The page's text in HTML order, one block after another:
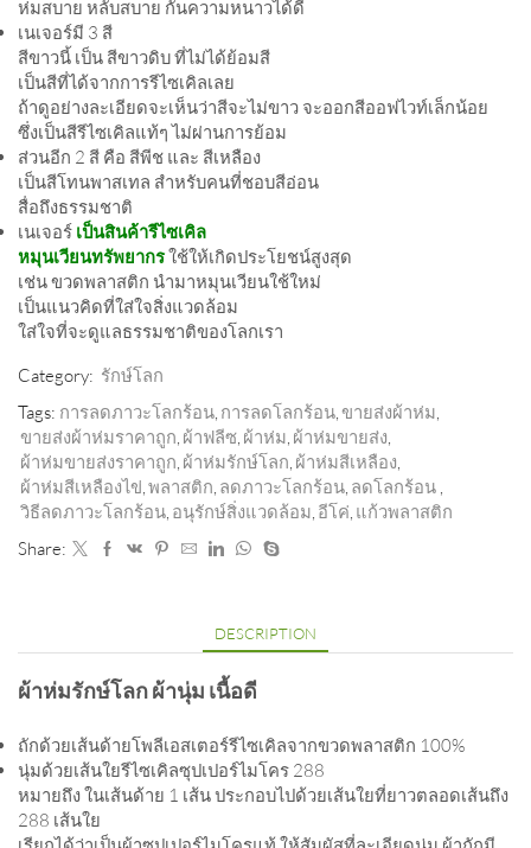
ห่มสบาย หลับสบาย กันความหนาวได้ดี
เนเจอร์มี 3 สี
สีขาวนี้ เป็น สีขาวดิบ ที่ไม่ได้ย้อมสี
เป็นสีที่ได้จากการรีไซเคิลเลย
ถ้าดูอย่างละเอียดจะเห็นว่าสีจะไม่ขาว จะออกสีออฟไวท์เล็กน้อย
ซึ่งเป็นสีรีไซเคิลแท้ๆ ไม่ผ่านการย้อม
ส่วนอีก 2 สี คือ สีพีช และ สีเหลือง
เป็นสีโทนพาสเทล สำหรับคนที่ชอบสีอ่อน
สื่อถึงธรรมชาติ
เนเจอร์ เป็นสินค้ารีไซเคิล
หมุนเวียนทรัพยากรใช้ให้เกิดประโยชน์สูงสุด
เช่น ขวดพลาสติก นำมาหมุนเวียนใช้ใหม่
เป็นแนวคิดที่ใส่ใจสิ่งแวดล้อม
ใส่ใจที่จะดูแลธรรมชาติของโลกเรา
Category: รักษ์โลก
Tags: การลดภาวะโลกร้อน, การลดโลกร้อน,ขายส่งผ้าห่ม,
ขายส่งผ้าห่มราคาถูก, ผ้าฟลีซ, ผ้าห่ม, ผ้าห่มขายส่ง,
ผ้าห่มขายส่งราคาถูก, ผ้าห่มรักษ์โลก, ผ้าห่มสีเหลือง,
ผ้าห่มสีเหลืองไข่,พลาสติก, ลดภาวะโลกร้อน, ลดโลกร้อน ‪ ,
วิธีลดภาวะโลกร้อน, อนุรักษ์สิ่งแวดล้อม, อีโค่, แก้วพลาสติก
Share:
DESCRIPTION
ผ้าห่มรักษ์โลก ผ้านุ่ม เนื้อดี
ถักด้วยเส้นด้ายโพลีเอสเตอร์รีไซเคิลจากขวดพลาสติก 100%
นุ่มด้วยเส้นใยรีไซเคิลซุปเปอร์ไมโคร 288
หมายถึง ในเส้นด้าย 1 เส้น ประกอบไปด้วยเส้นใยที่ยาวตลอดเส้นถึง
288 เส้นใย